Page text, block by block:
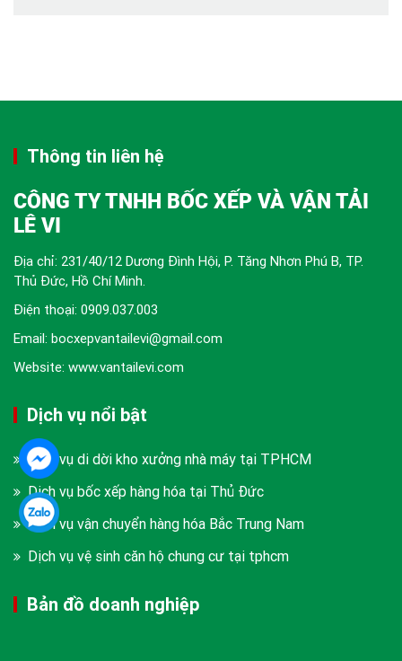
Thông tin liên hệ
CÔNG TY TNHH BỐC XẾP VÀ VẬN TẢI
LÊ VI
Địa chỉ: 231/40/12 Dương Đình Hội, P. Tăng Nhơn Phú B, TP.
Thủ Đức, Hồ Chí Minh.
Điện thoại: 0909.037.003
Email: bocxepvantailevi@gmail.com
Website: www.vantailevi.com
Dịch vụ nổi bật
Dịch vụ di dời kho xưởng nhà máy tại TPHCM
Dịch vụ bốc xếp hàng hóa tại Thủ Đức
Dịch vụ vận chuyển hàng hóa Bắc Trung Nam
Dịch vụ vệ sinh căn hộ chung cư tại tphcm
Bản đồ doanh nghiệp